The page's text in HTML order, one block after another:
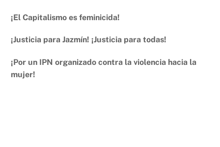
¡El Capitalismo es feminicida!
¡Justicia para Jazmín! ¡Justicia para todas!
¡Por un IPN organizado contra la violencia hacia la
mujer!